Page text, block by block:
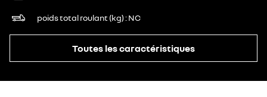
poids total roulant (kg) NC
Toutes les caractéristiques